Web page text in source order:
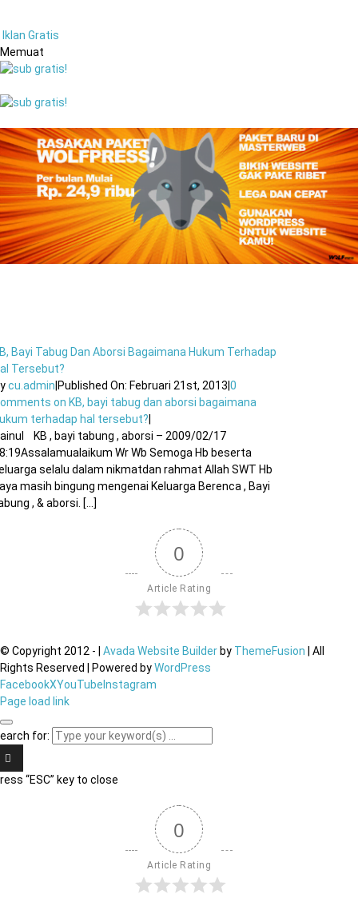
Iklan Gratis
Memuat
Bayi Tabug Dan Aborsi Bagaimana Hukum Terhadap
Tersebut?
cu.admin Published On: Februari 21st, 2013 |0
on KB, bayi tabug dan aborsi bagaimana
terhadap hal tersebut?
KB , bayi tabung , aborsi – 2009/02/17
Wr Wb Semoga Hb beserta
selalu dalam nikmatdan rahmat Allah SWT Hb
masih bingung mengenai Keluarga Berenca , Bayi
, & aborsi. [...]
0
Article Rating
© Copyright 2012 - Avada Website Builder by ThemeFusion | All
Rights Reserved | Powered byWordPress
FacebookXYouTube Instagram
Page load link
for:
“ESC” key to close
0
Article Rating